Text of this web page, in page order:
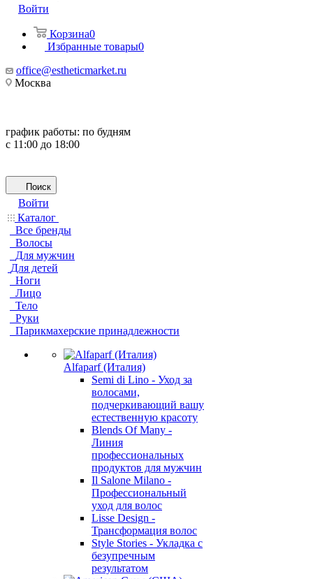
Войти
Корзина0
Избранные товары0
office@estheticmarket.ru
Москва
график работы: по будням
с 11:00 до 18:00
Поиск
Войти
Каталог
Все бренды
Волосы
Для мужчин
Для детей
Ноги
Лицо
Тело
Руки
Парикмахерские принадлежности
Alfaparf (Италия)
Semi di Lino - Уход за
волосами,
подчеркивающий вашу
естественную красоту
Blends Of Many -
Линия
профессиональных
продуктов для мужчин
Il Salone Milano -
Профессиональный
уход для волос
Lisse Design -
Трансформация волос
Style Stories - Укладка с
безупречным
результатом